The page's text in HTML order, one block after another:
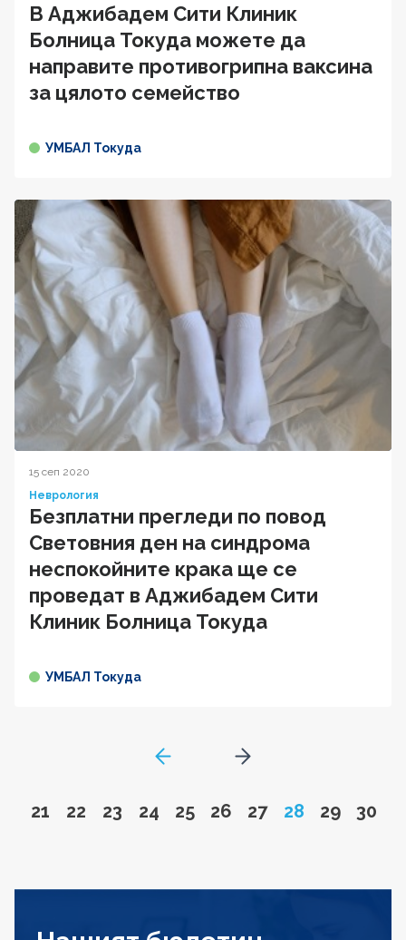
В Аджибадем Сити Клиник
Болница Токуда можете да
направите противогрипна ваксина
за цялото семейство
УМБАЛ Токуда
15 сеп 2020
Неврология
Безплатни прегледи по повод
Световния ден на синдрома
неспокойните крака ще се
проведат в Аджибадем Сити
Клиник Болница Токуда
УМБАЛ Токуда
GoToPreviousPage
Go to page
21 Go to page
22 Go to page
23 Go to page
24 Go to page
25 Go to page
26 Go to page
27 Page
28 Go to
29 Go
30
Go to next page